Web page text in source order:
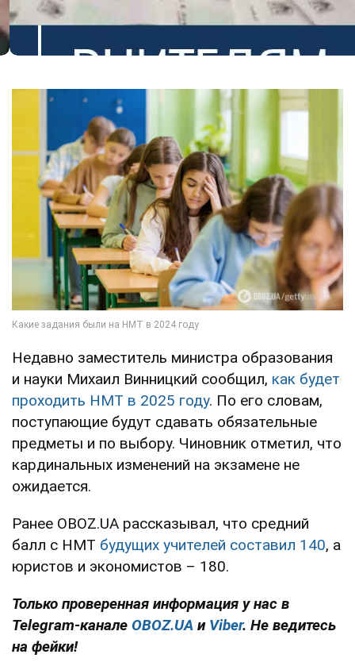
Недавно заместитель министра образования
и науки Михаил Винницкий сообщил, как будет
проходить НМТ в 2025 году. По его словам,
поступающие будут сдавать обязательные
предметы и по выбору. Чиновник отметил, что
кардинальных изменений на экзамене не
ожидается.
Ранее OBOZ.UA рассказывал, что средний
балл с НМТ будущих учителей составил 140, а
юристов и экономистов – 180.
Только проверенная информация у нас в
Telegram-канале OBOZ.UA и Viber. Не ведитесь
на фейки!